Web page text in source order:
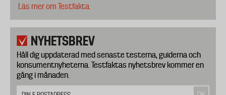
Läs mer om Testfakta.
NYHETSBREV
Håll dig uppdaterad med senaste testerna, guiderna och
konsumentnyheterna. Testfaktas nyhetsbrev kommer en
gång i månaden.